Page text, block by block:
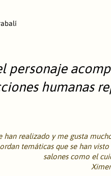
personaje
humanas
han realizado y me gusta
temáticas que se han
salones como el